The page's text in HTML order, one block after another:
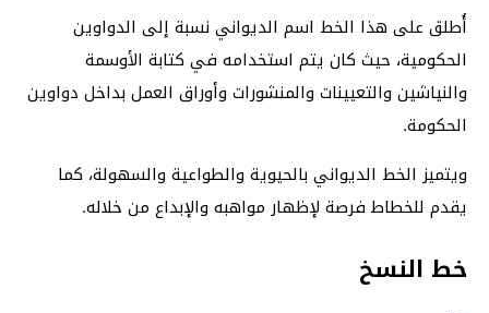
أُطلق على هذا الخط اسم الديواني نسبة إلى الدواوين
الحكومية، حيث كان يتم استخدامه في كتابة الأوسمة
والنياشين والتعيينات والمنشورات وأوراق العمل بداخل دواوين
الحكومة.
ويتميز الخط الديواني بالحيوية والطواعية والسهولة، كما
يقدم للخطاط فرصة لإظهار مواهبه والإبداع من خلاله.
خط النسخ